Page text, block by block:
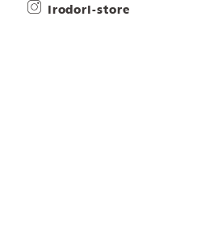
irodori-store